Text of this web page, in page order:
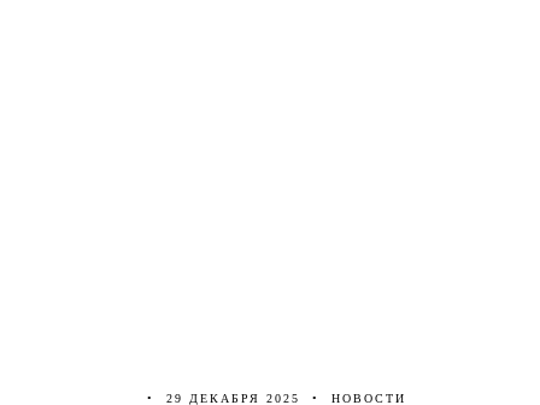
29 ДЕКАБРЯ 2025 НОВОСТИ